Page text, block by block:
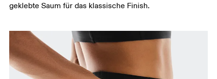
geklebte Saum für das klassische Finish.